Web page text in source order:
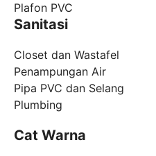
Plafon PVC
Sanitasi
Closet dan Wastafel
Penampungan Air
Pipa PVC dan Selang
Plumbing
Cat Warna